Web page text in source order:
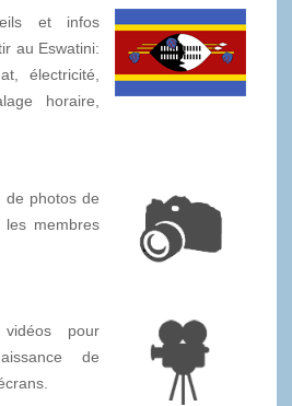
et infos
au Eswatini:
électricité,
horaire,
de photos de
les membres
pour
de